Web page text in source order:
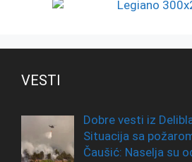
VESTI
Dobre vesti iz
Situacija sa
Čaušić: Naselja su